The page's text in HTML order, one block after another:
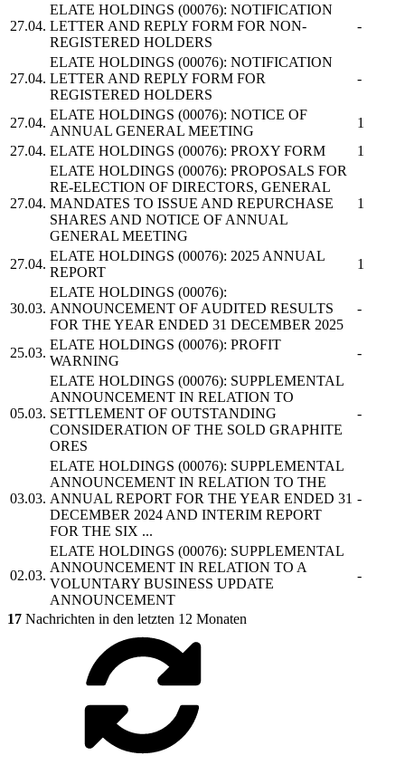
27.04.
ELATE HOLDINGS (00076): NOTIFICATION
LETTER AND REPLY FORM FOR NON-
REGISTERED HOLDERS
-
27.04.
ELATE HOLDINGS (00076): NOTIFICATION
LETTER AND REPLY FORM FOR
REGISTERED HOLDERS
-
27.04.
ELATE HOLDINGS (00076): NOTICE OF
ANNUAL GENERAL MEETING
1
27.04. ELATE HOLDINGS (00076): PROXY FORM 1
27.04.
ELATE HOLDINGS (00076): PROPOSALS FOR
RE-ELECTION OF DIRECTORS, GENERAL
MANDATES TO ISSUE AND REPURCHASE
SHARES AND NOTICE OF ANNUAL
GENERAL MEETING
1
27.04.
ELATE HOLDINGS (00076): 2025 ANNUAL
REPORT
1
30.03.
ELATE HOLDINGS (00076):
ANNOUNCEMENT OF AUDITED RESULTS
FOR THE YEAR ENDED 31 DECEMBER 2025
-
25.03.
ELATE HOLDINGS (00076): PROFIT
WARNING
-
05.03.
ELATE HOLDINGS (00076): SUPPLEMENTAL
ANNOUNCEMENT IN RELATION TO
SETTLEMENT OF OUTSTANDING
CONSIDERATION OF THE SOLD GRAPHITE
ORES
-
03.03.
ELATE HOLDINGS (00076): SUPPLEMENTAL
ANNOUNCEMENT IN RELATION TO THE
ANNUAL REPORT FOR THE YEAR ENDED 31
DECEMBER 2024 AND INTERIM REPORT
FOR THE SIX ...
-
02.03.
ELATE HOLDINGS (00076): SUPPLEMENTAL
ANNOUNCEMENT IN RELATION TO A
VOLUNTARY BUSINESS UPDATE
ANNOUNCEMENT
-
17 Nachrichten in den letzten 12 Monaten